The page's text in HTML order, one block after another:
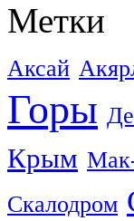
Метки
Аксай
Горы
Крым
Скалодром